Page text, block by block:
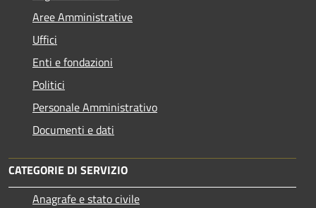
Aree Amministrative
Uffici
Enti e fondazioni
Politici
Personale Amministrativo
Documenti e dati
CATEGORIE DI SERVIZIO
Anagrafe e stato civile